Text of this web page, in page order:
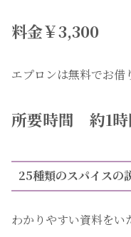
料金￥3,300
エプロンは無料でお借
所要時間 約1時
25種類のスパイスの
わかりやすい資料をい